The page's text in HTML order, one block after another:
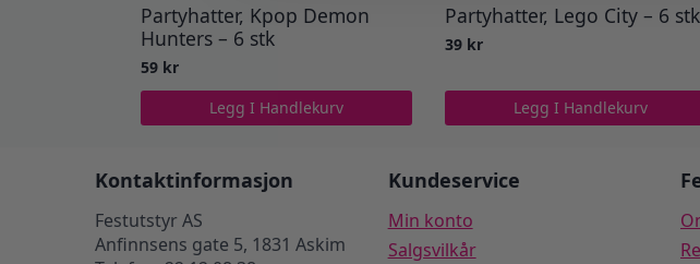
Partyhatter, Kpop Demon
Hunters – 6 stk
59 kr
Legg I Handlekurv
Partyhatter, Lego City – 6 stk
39 kr
Legg I Handlekurv
Kontaktinformasjon
Festutstyr AS
Anfinnsens gate 5, 1831 Askim
Kundeservice
Min konto
Salgsvilkår